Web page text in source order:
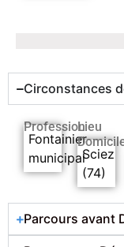
Circonstances
Profession
Fontainier
municipal
Lieu
Sciez
(74)
Parcours avant